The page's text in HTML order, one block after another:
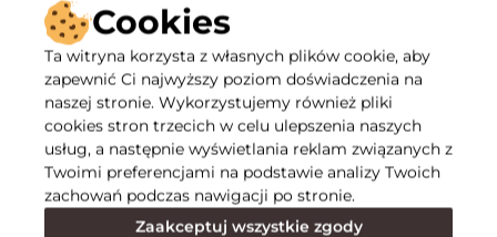
Opis
Specyfikacja
Polecane
Cookies
Ta witryna korzysta z własnych plików cookie, aby
zapewnić Ci najwyższy poziom doświadczenia na
naszej stronie. Wykorzystujemy również pliki
cookies stron trzecich w celu ulepszenia naszych
usług, a następnie wyświetlania reklam związanych z
Twoimi preferencjami na podstawie analizy Twoich
zachowań podczas nawigacji po stronie.
Zaakceptuj wszystkie zgody